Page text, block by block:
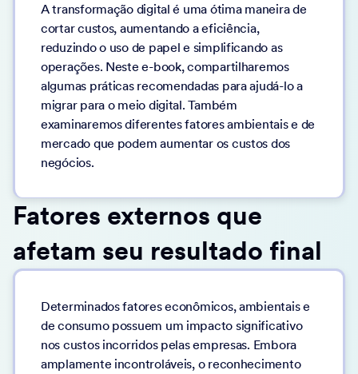
A transformação digital é uma ótima maneira de
cortar custos, aumentando a eficiência,
reduzindo o uso de papel e simplificando as
operações. Neste e-book, compartilharemos
algumas práticas recomendadas para ajudá-lo a
migrar para o meio digital. Também
examinaremos diferentes fatores ambientais e de
mercado que podem aumentar os custos dos
negócios.
Fatores externos que
afetam seu resultado final
Determinados fatores econômicos, ambientais e
de consumo possuem um impacto significativo
nos custos incorridos pelas empresas. Embora
amplamente incontroláveis, o reconhecimento